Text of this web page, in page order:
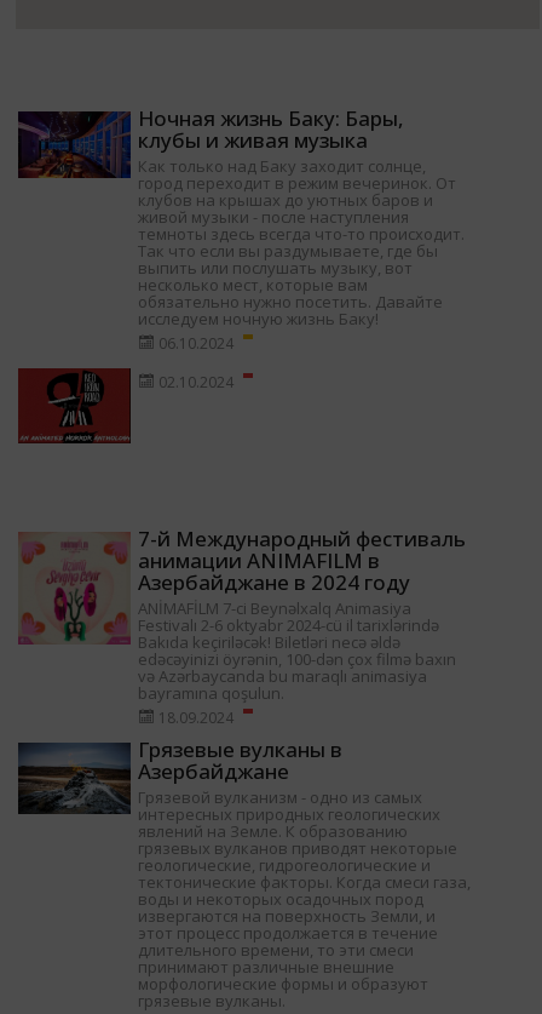
Ночная жизнь Баку: Бары,
клубы и живая музыка
Как только над Баку заходит солнце,
город переходит в режим вечеринок. От
клубов на крышах до уютных баров и
живой музыки - после наступления
темноты здесь всегда что-то происходит.
Так что если вы раздумываете, где бы
выпить или послушать музыку, вот
несколько мест, которые вам
обязательно нужно посетить. Давайте
исследуем ночную жизнь Баку!
06.10.2024
02.10.2024
7-й Международный фестиваль
анимации ANIMAFILM в
Азербайджане в 2024 году
ANİMAFİLM 7-ci Beynəlxalq Animasiya
Festivalı 2-6 oktyabr 2024-cü il tarixlərində
Bakıda keçiriləcək! Biletləri necə əldə
edəcəyinizi öyrənin, 100-dən çox filmə baxın
və Azərbaycanda bu maraqlı animasiya
bayramına qoşulun.
18.09.2024
Грязевые вулканы в
Азербайджане
Грязевой вулканизм - одно из самых
интересных природных геологических
явлений на Земле. К образованию
грязевых вулканов приводят некоторые
геологические, гидрогеологические и
тектонические факторы. Когда смеси газа,
воды и некоторых осадочных пород
извергаются на поверхность Земли, и
этот процесс продолжается в течение
длительного времени, то эти смеси
принимают различные внешние
морфологические формы и образуют
грязевые вулканы.